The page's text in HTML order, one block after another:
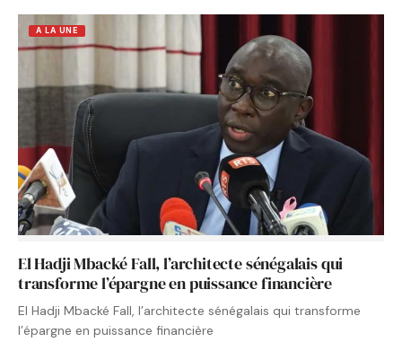
A LA UNE
El Hadji Mbacké Fall, l’architecte sénégalais qui
transforme l’épargne en puissance financière
El Hadji Mbacké Fall, l’architecte sénégalais qui transforme
l’épargne en puissance financière